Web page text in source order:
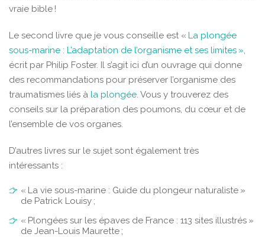
vraie bible !
Le second livre que je vous conseille est « La plongée
sous-marine : L’adaptation de l’organisme et ses limites »,
écrit par Philip Foster. Il s’agit ici d’un ouvrage qui donne
des recommandations pour préserver l’organisme des
traumatismes liés à la plongée. Vous y trouverez des
conseils sur la préparation des poumons, du cœur et de
l’ensemble de vos organes.
D’autres livres sur le sujet sont également très
intéressants :
« La vie sous-marine : Guide du plongeur naturaliste »
de Patrick Louisy ;
« Plongées sur les épaves de France : 113 sites illustrés »
de Jean-Louis Maurette ;